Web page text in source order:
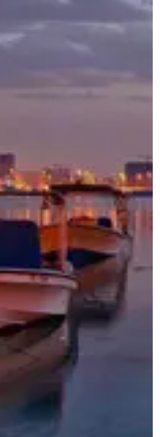
معلومات السفر
المعلومات
أهلاً بك في
سيحب البحرين كل
الشمس وهواة
شخص حيث تحيط بها
النادرة، مواقعها
أبرز المعالم